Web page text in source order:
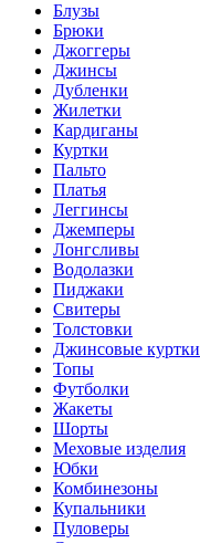
Блузы
Брюки
Джоггеры
Джинсы
Дубленки
Жилетки
Кардиганы
Куртки
Пальто
Платья
Леггинсы
Джемперы
Лонгсливы
Водолазки
Пиджаки
Свитеры
Толстовки
Джинсовые куртки
Топы
Футболки
Жакеты
Шорты
Меховые изделия
Юбки
Комбинезоны
Купальники
Пуловеры